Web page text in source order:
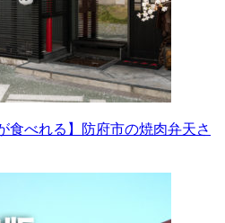
食べれる】防府市の焼肉弁天さ